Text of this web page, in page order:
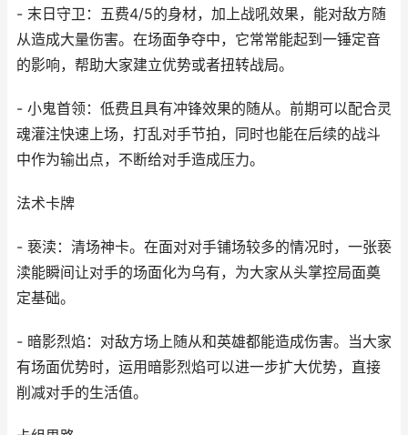
- 末日守卫：五费4/5的身材，加上战吼效果，能对敌方随
从造成大量伤害。在场面争夺中，它常常能起到一锤定音
的影响，帮助大家建立优势或者扭转战局。
- 小鬼首领：低费且具有冲锋效果的随从。前期可以配合灵
魂灌注快速上场，打乱对手节拍，同时也能在后续的战斗
中作为输出点，不断给对手造成压力。
法术卡牌
- 亵渎：清场神卡。在面对对手铺场较多的情况时，一张亵
渎能瞬间让对手的场面化为乌有，为大家从头掌控局面奠
定基础。
- 暗影烈焰：对敌方场上随从和英雄都能造成伤害。当大家
有场面优势时，运用暗影烈焰可以进一步扩大优势，直接
削减对手的生活值。